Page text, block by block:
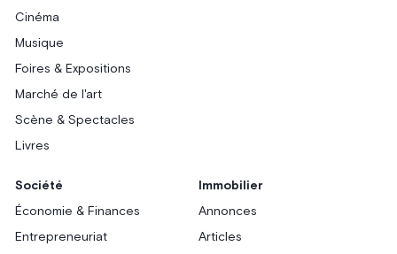
Cinéma
Musique
Foires & Expositions
Marché de l'art
Scène & Spectacles
Livres
Société
Économie & Finances
Entrepreneuriat
Immobilier
Annonces
Articles